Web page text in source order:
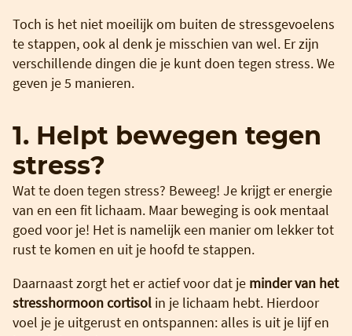
Toch is het niet moeilijk om buiten de stressgevoelens
te stappen, ook al denk je misschien van wel. Er zijn
verschillende dingen die je kunt doen tegen stress. We
geven je 5 manieren.
1. Helpt bewegen tegen
stress?
Wat te doen tegen stress? Beweeg! Je krijgt er energie
van en een fit lichaam. Maar beweging is ook mentaal
goed voor je! Het is namelijk een manier om lekker tot
rust te komen en uit je hoofd te stappen.
Daarnaast zorgt het er actief voor dat je minder van het
stresshormoon cortisol in je lichaam hebt. Hierdoor
voel je je uitgerust en ontspannen: alles is uit je lijf en